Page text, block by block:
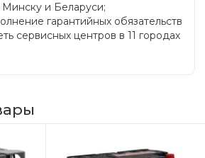
Минску и Беларуси;
гарантийных обязательств
сервисных центров в 11 городах